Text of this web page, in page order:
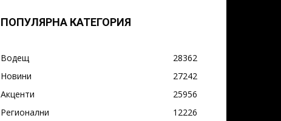
ПОПУЛЯРНА КАТЕГОРИЯ
Водещ
28362
Новини
27242
Акценти
25956
Регионални
12226